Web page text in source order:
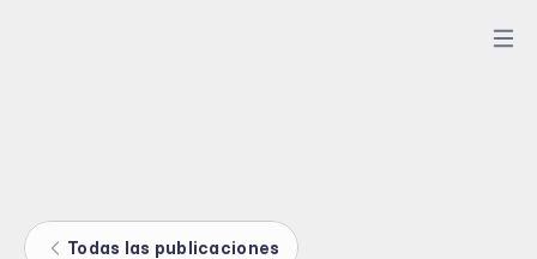
Todas las publicaciones